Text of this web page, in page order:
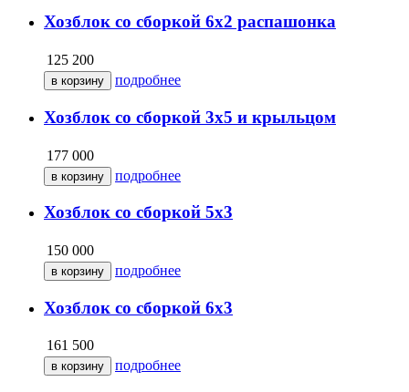
Хозблок со сборкой 6х2 распашонка
125 200
подробнее
Хозблок со сборкой 3х5 и крыльцом
177 000
подробнее
Хозблок со сборкой 5х3
150 000
подробнее
Хозблок со сборкой 6х3
161 500
подробнее